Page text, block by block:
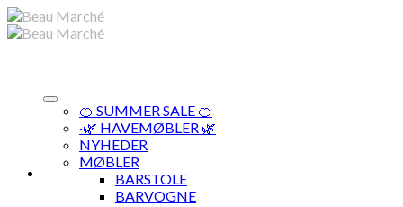
Skip
to
🍊 SUMMER SALE 🍊
·🌿 HAVEMØBLER 🌿
NYHEDER
MØBLER
BARSTOLE
BARVOGNE